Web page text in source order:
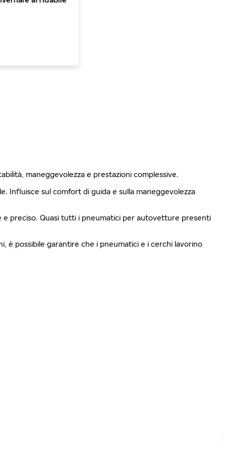
maneggevolezza e prestazioni complessive.
Influisce sul comfort di guida e sulla maneggevolezza
e preciso. Quasi tutti i pneumatici per autovetture presenti
è possibile garantire che i pneumatici e i cerchi lavorino